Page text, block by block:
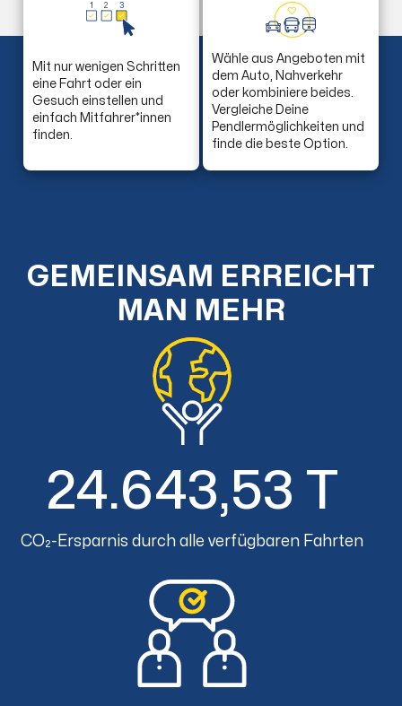
1 2 3
Mit nur wenigen Schritten
eine Fahrt oder ein
Gesuch einstellen und
einfach Mitfahrer*innen
finden.
Wähle aus Angeboten mit
dem Auto, Nahverkehr
oder kombiniere beides.
Vergleiche Deine
Pendlermöglichkeiten und
finde die beste Option.
GEMEINSAM ERREICHT
MAN MEHR
24.643,53 T
CO₂-Ersparnis durch alle verfügbaren Fahrten